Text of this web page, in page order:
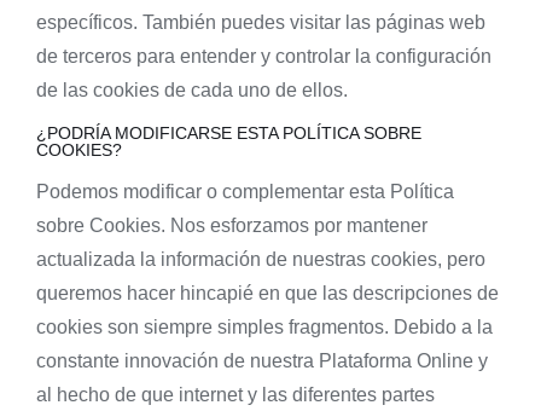
específicos. También puedes visitar las páginas web
de terceros para entender y controlar la configuración
de las cookies de cada uno de ellos.
¿PODRÍA MODIFICARSE ESTA POLÍTICA SOBRE
COOKIES?
Podemos modificar o complementar esta Política
sobre Cookies. Nos esforzamos por mantener
actualizada la información de nuestras cookies, pero
queremos hacer hincapié en que las descripciones de
cookies son siempre simples fragmentos. Debido a la
constante innovación de nuestra Plataforma Online y
al hecho de que internet y las diferentes partes